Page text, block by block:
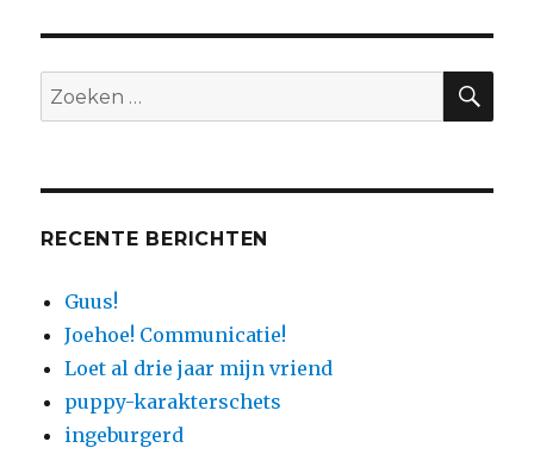
Zoeken
naar:
RECENTE BERICHTEN
Guus!
Joehoe! Communicatie!
Loet al drie jaar mijn vriend
puppy-karakterschets
ingeburgerd